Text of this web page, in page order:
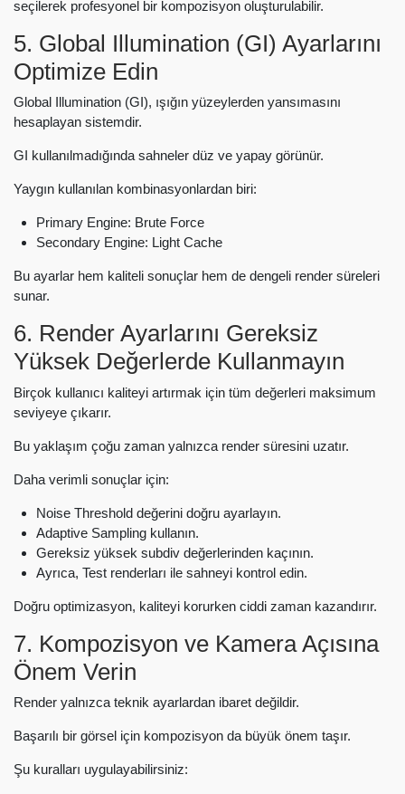
seçilerek profesyonel bir kompozisyon oluşturulabilir.
5. Global Illumination (GI) Ayarlarını
Optimize Edin
Global Illumination (GI), ışığın yüzeylerden yansımasını
hesaplayan sistemdir.
GI kullanılmadığında sahneler düz ve yapay görünür.
Yaygın kullanılan kombinasyonlardan biri:
Primary Engine: Brute Force
Secondary Engine: Light Cache
Bu ayarlar hem kaliteli sonuçlar hem de dengeli render süreleri
sunar.
6. Render Ayarlarını Gereksiz
Yüksek Değerlerde Kullanmayın
Birçok kullanıcı kaliteyi artırmak için tüm değerleri maksimum
seviyeye çıkarır.
Bu yaklaşım çoğu zaman yalnızca render süresini uzatır.
Daha verimli sonuçlar için:
Noise Threshold değerini doğru ayarlayın.
Adaptive Sampling kullanın.
Gereksiz yüksek subdiv değerlerinden kaçının.
Ayrıca, Test renderları ile sahneyi kontrol edin.
Doğru optimizasyon, kaliteyi korurken ciddi zaman kazandırır.
7. Kompozisyon ve Kamera Açısına
Önem Verin
Render yalnızca teknik ayarlardan ibaret değildir.
Başarılı bir görsel için kompozisyon da büyük önem taşır.
Şu kuralları uygulayabilirsiniz: